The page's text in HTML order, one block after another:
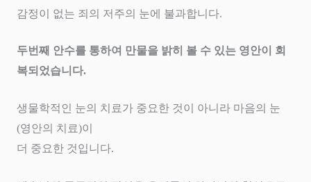
감정이 없는 죄의 저주의 눈에 불과합니다.
두번째 안수를 통하여 만물을 밝히 볼 수 있는 영안이 회
복되었습니다.
생물학적인 눈의 치료가 중요한 것이 아니라 마음의 눈
(영안의 치료)이
더 중요한 것입니다.